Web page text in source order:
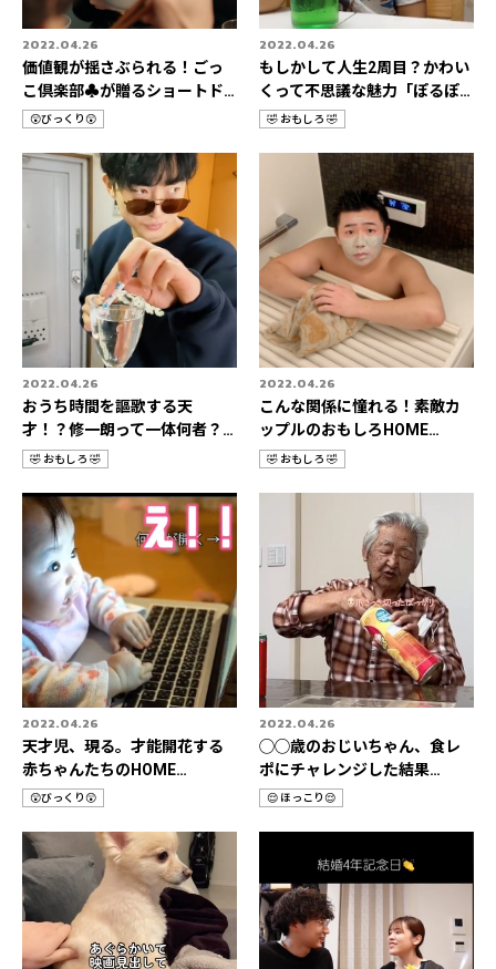
2022.04.26
価値観が揺さぶられる！ごっ
こ倶楽部♣️が贈るショートド
ラマの世界🎬
カ
テ
ゴ
😲びっくり😲
2022.04.26
もしかして人生2周目？かわい
くって不思議な魅力「ぽるぽ
るちゃん🦖🍡」
カ
テ
🤣 おもしろ 🤣
2022.04.26
おうち時間を謳歌する天
才！？修一朗って一体何者？
👀✨
カ
テ
ゴ
🤣 おもしろ 🤣
2022.04.26
こんな関係に憧れる！素敵カ
ップルのおもしろHOME
STORIES👫💛
カ
テ
🤣 おもしろ 🤣
2022.04.26
天才児、現る。才能開花する
赤ちゃんたちのHOME
STORIES 3選👶
カ
テ
ゴ
リ
😲びっくり😲
2022.04.26
◯◯歳のおじいちゃん、食レ
ポにチャレンジした結果…
カ
テ
😌 ほっこり😌